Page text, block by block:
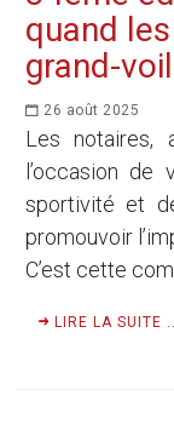
quand
grand-
26 août 2025
Les notaires,
l’occasion de
sportivité et
promouvoir
C’est cette
LIRE LA SUITE